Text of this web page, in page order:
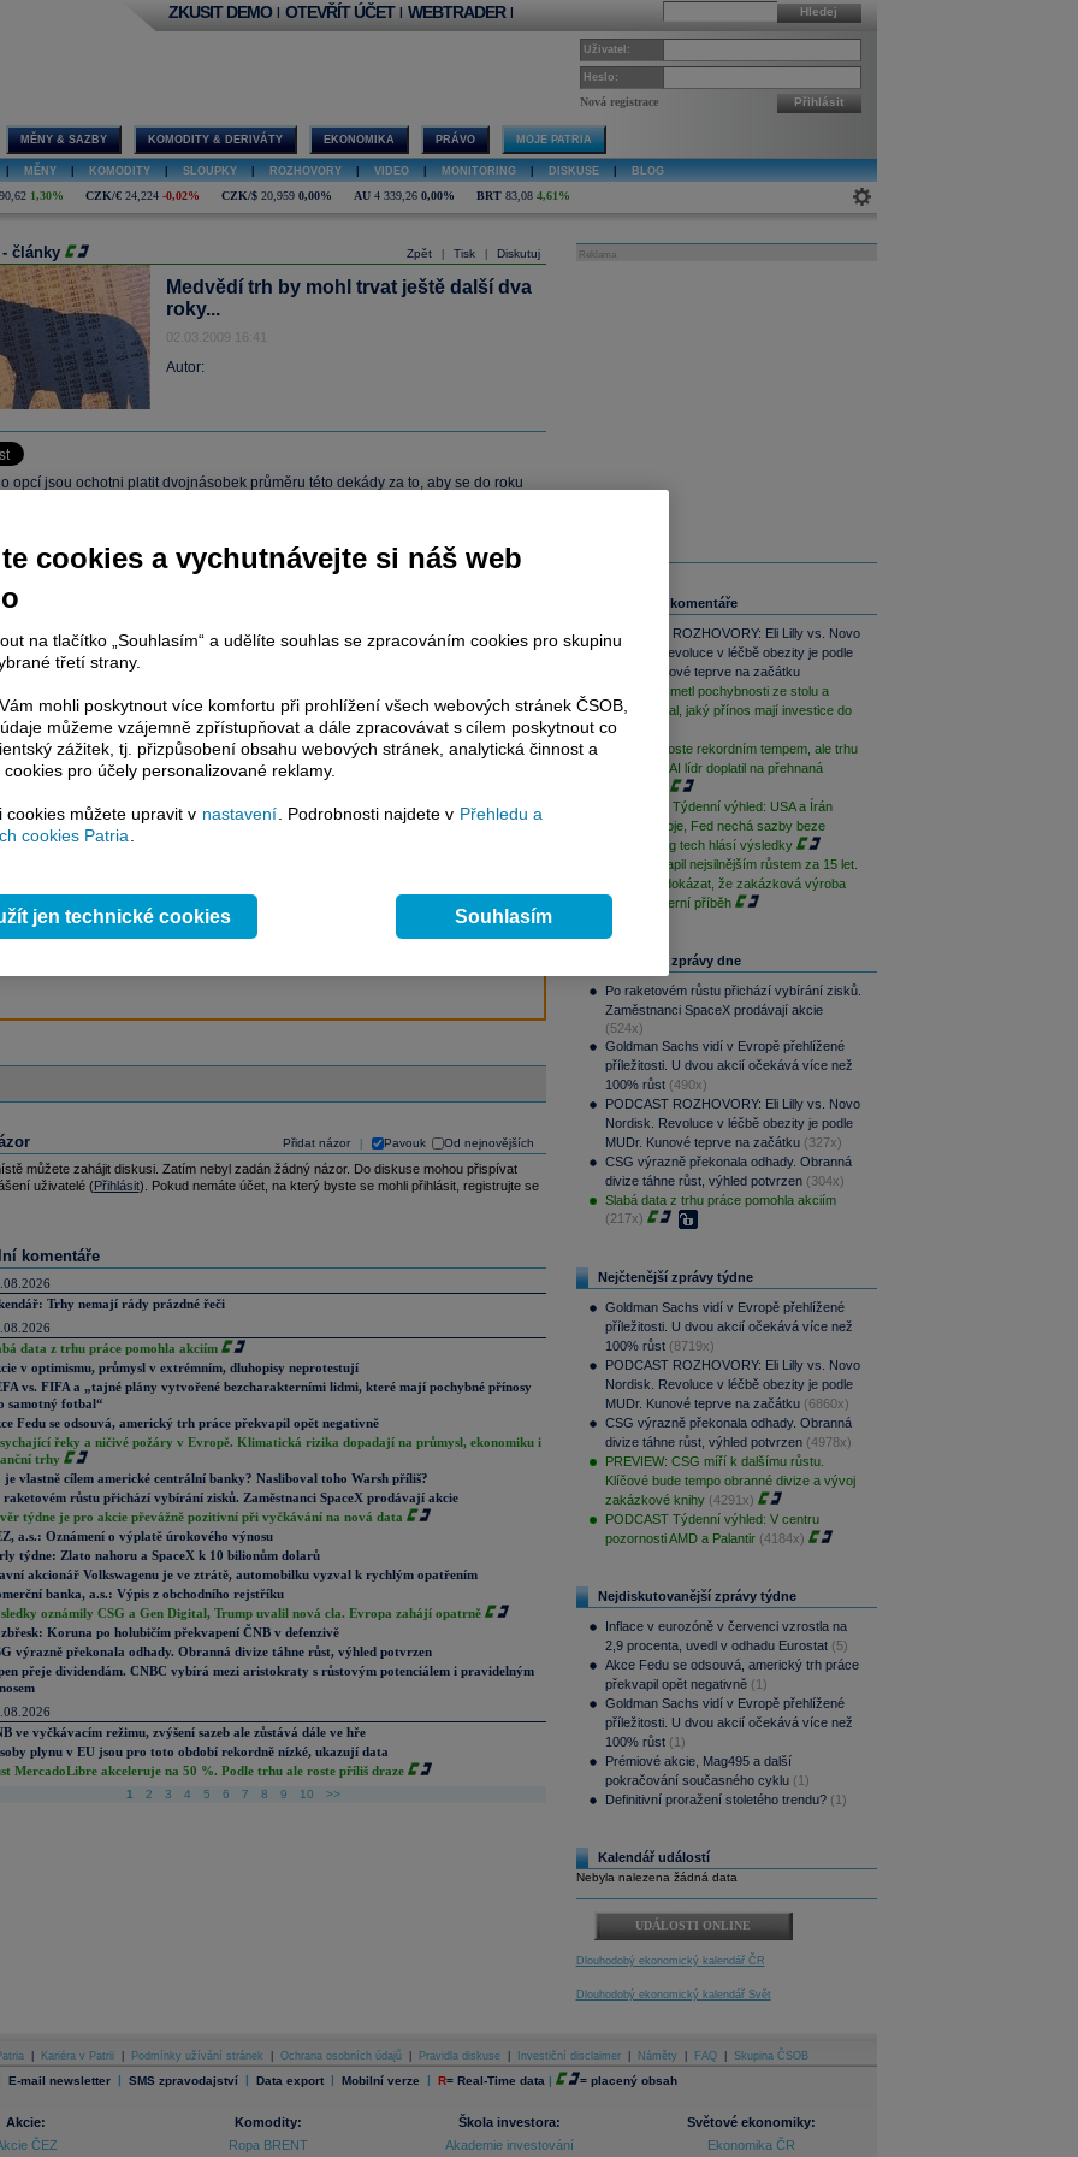
Hledej
ZKUSIT DEMO | OTEVŘÍT ÚČET | WEBTRADER |
Uživatel:
Heslo:
Nová registrace Přihlásit
MĚNY & SAZBY KOMODITY & DERIVÁTY EKONOMIKA PRÁVO MOJE PATRIA
MĚNY KOMODITY SLOUPKY ROZHOVORY VIDEO MONITORING DISKUSE BLOG
1,30% CZK/€ 24,224 -0,02% CZK/$ 20,959 0,00% AU 4 339,26 0,00% BRT 83,08 4,61%
Zpět Tisk Diskutuj
- články
Medvědí trh by mohl trvat ještě další dva
roky...
02.03.2009 16:41
Autor:
opcí jsou ochotni platit dvojnásobek průměru této dekády za to, aby se do roku
Pluspřípadně uživatelům platformy Patria Direct. Pokud jste klientem
služeb, potom je nutné se
placeného informačního servisu získáte
kekompletnímu zpravodajství
bez jakýchkoliv omezení. Veškeré
komentáře a horké zprávy jsou
terminálovou metodou (bez nutnosti obnovovat stránku) bez
a v plné verzi.
mailovézpravodajství,dataz finančních trhů v reálném čase, kompletní
servis, rozsáhlédatabáze
prognózy
avaluace, ekonomickéfundamenty kalkulátory...více
Přidat názor Pavouk Od nejnovějších
můžete zahájit diskusi. Zatím nebyl zadán žádný názor. Do diskuse mohou přispívat
uživatelé (Přihlásit). Pokud nemáte účet, na který byste se mohli přihlásit, registrujte se
komentáře
Trhy nemají rády prázdné řeči
data z trhu práce pomohla akciím
v optimismu, průmysl v extrémním, dluhopisy neprotestují
vs. FIFA a „tajné plány vytvořené bezcharakterními lidmi, které mají pochybné přínosy
samotný fotbal“
Fedu se odsouvá, americký trh práce překvapil opět negativně
řeky a ničivé požáry v Evropě. Klimatická rizika dopadají na průmysl, ekonomiku i
trhy
je vlastně cílem americké centrální banky? Nasliboval toho Warsh příliš?
raketovém růstu přichází vybírání zisků. Zaměstnanci SpaceX prodávají akcie
týdne je pro akcie převážně pozitivní při vyčkávání na nová data
a.s.: Oznámení o výplatě úrokového výnosu
týdne: Zlato nahoru a SpaceX k 10 bilionům dolarů
akcionář Volkswagenu je ve ztrátě, automobilku vyzval k rychlým opatřením
banka, a.s.: Výpis z obchodního rejstříku
oznámily CSG a Gen Digital, Trump uvalil nová cla. Evropa zahájí opatrně
Koruna po holubičím překvapení ČNB v defenzivě
výrazně překonala odhady. Obranná divize táhne růst, výhled potvrzen
přeje dividendám. CNBC vybírá mezi aristokraty s růstovým potenciálem i pravidelným
ve vyčkávacím režimu, zvýšení sazeb ale zůstává dále ve hře
plynu v EU jsou pro toto období rekordně nízké, ukazují data
MercadoLibre akceleruje na 50 %. Podle trhu ale roste příliš draze
1 2 3 4 5 6 7 8 9 10 >>
Reklama
Související komentáře
PODCAST ROZHOVORY: Eli Lilly vs. Novo
Nordisk. Revoluce v léčbě obezity je podle
MUDr. Kunové teprve na začátku
Microsoft smetl pochybnosti ze stolu a
jasně ukázal, jaký přínos mají investice do
AI
SK Hynix roste rekordním tempem, ale trhu
to nestačí. AI lídr doplatil na přehnaná
PODCAST Týdenní výhled: USA a Írán
přerušily boje, Fed nechá sazby beze
změny a big tech hlásí výsledky
Intel překvapil nejsilnějším růstem za 15 let.
Teď musí dokázat, že zakázková výroba
není jen interní příběh
Nejčtenější zprávy dne
Po raketovém růstu přichází vybírání zisků.
Zaměstnanci SpaceX prodávají akcie
(524x)
Goldman Sachs vidí v Evropě přehlížené
příležitosti. U dvou akcií očekává více než
100% růst (490x)
PODCAST ROZHOVORY: Eli Lilly vs. Novo
Nordisk. Revoluce v léčbě obezity je podle
MUDr. Kunové teprve na začátku (327x)
CSG výrazně překonala odhady. Obranná
divize táhne růst, výhled potvrzen (304x)
Slabá data z trhu práce pomohla akciím
(217x)
Nejčtenější zprávy týdne
Goldman Sachs vidí v Evropě přehlížené
příležitosti. U dvou akcií očekává více než
100% růst (8719x)
PODCAST ROZHOVORY: Eli Lilly vs. Novo
Nordisk. Revoluce v léčbě obezity je podle
MUDr. Kunové teprve na začátku (6860x)
CSG výrazně překonala odhady. Obranná
divize táhne růst, výhled potvrzen (4978x)
PREVIEW: CSG míří k dalšímu růstu.
Klíčové bude tempo obranné divize a vývoj
zakázkové knihy (4291x)
PODCAST Týdenní výhled: V centru
pozornosti AMD a Palantir (4184x)
Nejdiskutovanější zprávy týdne
Inflace v eurozóně v červenci vzrostla na
2,9 procenta, uvedl v odhadu Eurostat (5)
Akce Fedu se odsouvá, americký trh práce
překvapil opět negativně (1)
Goldman Sachs vidí v Evropě přehlížené
příležitosti. U dvou akcií očekává více než
100% růst (1)
Prémiové akcie, Mag495 a další
pokračování současného cyklu (1)
Definitivní proražení stoletého trendu? (1)
Kalendář událostí
Nebyla nalezena žádná data
UDÁLOSTI ONLINE
Dlouhodobý ekonomický kalendář ČR
Dlouhodobý ekonomický kalendář Svět
Kariéra v Patrii Podmínky užívání stránek Ochrana osobních údajů Pravidla diskuse Investiční disclaimer Náměty FAQ Skupina ČSOB
E-mail newsletter | SMS zpravodajství | Data export | Mobilní verze | R= Real-Time data | = placený obsah
Akcie:
ČEZ
Komodity:
Ropa BRENT
Škola investora:
Akademie investování
Světové ekonomiky:
Ekonomika ČR
cookies a vychutnávejte si náš web
na tlačítko „Souhlasím“ a udělíte souhlas se zpracováním cookies pro skupinu
třetí strany.
mohli poskytnout více komfortu při prohlížení všech webových stránek ČSOB,
můžeme vzájemně zpřístupňovat a dále zpracovávat s cílem poskytnout co
zážitek, tj. přizpůsobení obsahu webových stránek, analytická činnost a
pro účely personalizované reklamy.
cookies můžete upravit v nastavení . Podrobnosti najdete v Přehledu a
cookies Patria
jen technické cookies Souhlasím